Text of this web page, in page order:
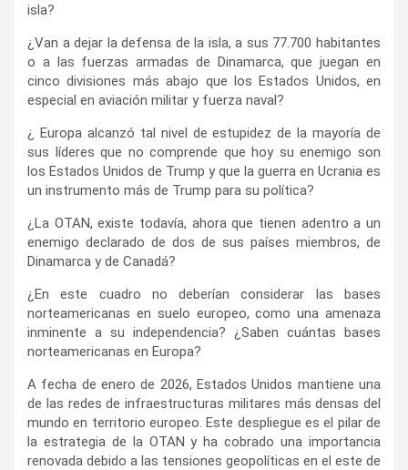
isla?
¿Van a dejar la defensa de la isla, a sus 77.700 habitantes
o a las fuerzas armadas de Dinamarca, que juegan en
cinco divisiones más abajo que los Estados Unidos, en
especial en aviación militar y fuerza naval?
¿ Europa alcanzó tal nivel de estupidez de la mayoría de
sus líderes que no comprende que hoy su enemigo son
los Estados Unidos de Trump y que la guerra en Ucrania es
un instrumento más de Trump para su política?
¿La OTAN, existe todavía, ahora que tienen adentro a un
enemigo declarado de dos de sus países miembros, de
Dinamarca y de Canadá?
¿En este cuadro no deberían considerar las bases
norteamericanas en suelo europeo, como una amenaza
inminente a su independencia? ¿Saben cuántas bases
norteamericanas en Europa?
A fecha de enero de 2026, Estados Unidos mantiene una
de las redes de infraestructuras militares más densas del
mundo en territorio europeo. Este despliegue es el pilar de
la estrategia de la OTAN y ha cobrado una importancia
renovada debido a las tensiones geopolíticas en el este de